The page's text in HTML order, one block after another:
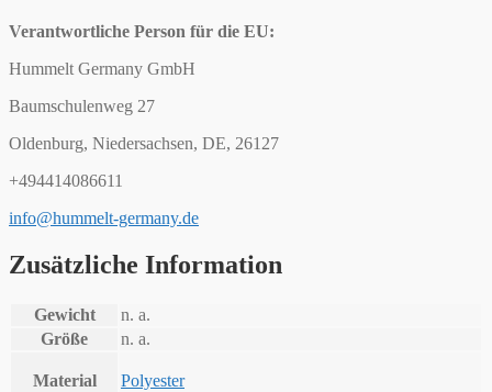
Verantwortliche Person für die EU:
Hummelt Germany GmbH
Baumschulenweg 27
Oldenburg, Niedersachsen, DE, 26127
+494414086611
info@hummelt-germany.de
Zusätzliche Information
Gewicht
n. a.
Größe
n. a.
Material Polyester